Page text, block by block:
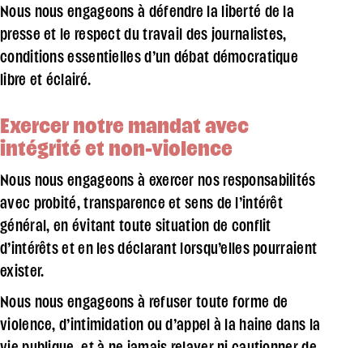
Nous nous engageons à défendre la liberté de la
presse et le respect du travail des journalistes,
conditions essentielles d’un débat démocratique
libre et éclairé.
Exercer notre mandat avec
intégrité et non-violence
Nous nous engageons à exercer nos responsabilités
avec probité, transparence et sens de l’intérêt
général, en évitant toute situation de conflit
d’intérêts et en les déclarant lorsqu’elles pourraient
exister.
Nous nous engageons à refuser toute forme de
violence, d’intimidation ou d’appel à la haine dans la